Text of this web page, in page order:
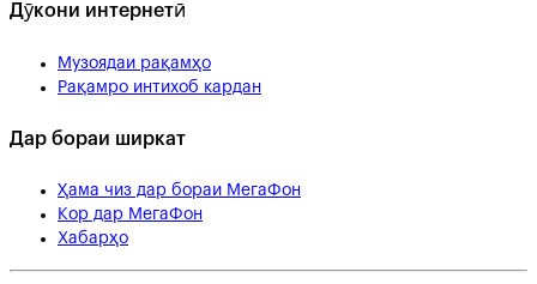
Дӯкони интернетӣ
Музоядаи рақамҳо
Рақамро интихоб кардан
Дар бораи ширкат
Ҳама чиз дар бораи МегаФон
Кор дар МегаФон
Хабарҳо